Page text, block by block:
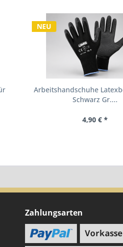
NEU
Arbeitshandschuhe
Schwarz Gr....
4,90 € *
Zahlungsarten